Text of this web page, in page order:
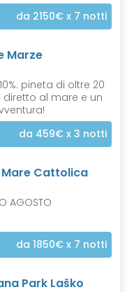
da 2150€ x 7 notti
Marze
pineta di oltre 20
al mare e un
da 459€ x 3 notti
Mare Cattolica
AGOSTO
da 1850€ x 7 notti
Park Laško